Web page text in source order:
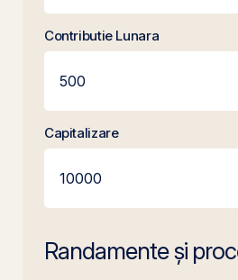
Contributie Lunara
Capitalizare
Randamente și